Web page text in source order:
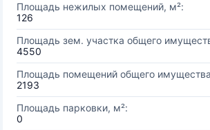
Площадь нежилых помещений, м²:
126
Площадь зем. участка общего
4550
Площадь помещений общего
2193
Площадь парковки, м²:
0